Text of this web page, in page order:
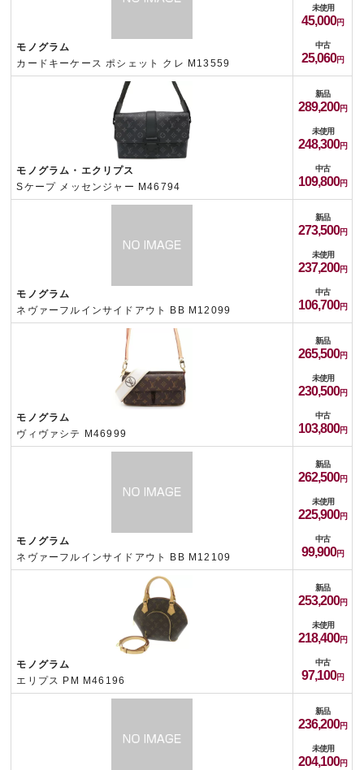
モノグラム
カードキーケース ポシェット クレ M13559
未使用
45,000
中古
25,060
モノグラム・エクリプス
Sケープ メッセンジャー M46794
新品
289,200
未使用
248,300
中古
109,800
モノグラム
ネヴァーフルインサイドアウト BB M12099
新品
273,500
未使用
237,200
中古
106,700
モノグラム
ヴィヴァシテ M46999
新品
265,500
未使用
230,500
中古
103,800
モノグラム
ネヴァーフルインサイドアウト BB M12109
新品
262,500
未使用
225,900
中古
99,900
モノグラム
エリプス PM M46196
新品
253,200
未使用
218,400
中古
97,100
新品
236,200
未使用
204,100